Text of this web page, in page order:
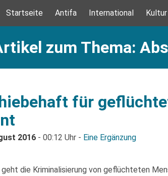
Startseite Antifa International Kultur
zum Thema:
für
2016 - 00:12 Uhr - Eine Ergänzung
geht die Kriminalisierung von geflüchteten